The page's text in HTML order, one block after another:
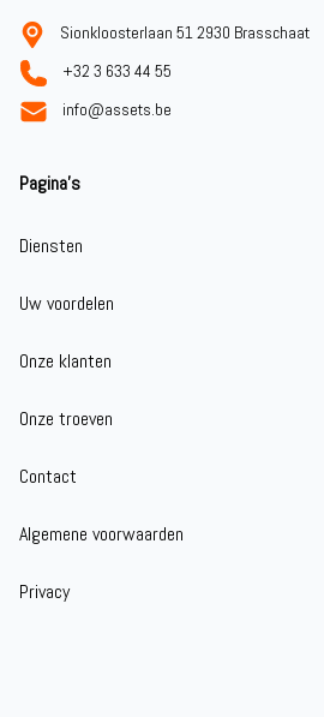
Sionkloosterlaan 51 2930 Brasschaat
+32 3 633 44 55
info@assets.be
Pagina's
Diensten
Uw voordelen
Onze klanten
Onze troeven
Contact
Algemene voorwaarden
Privacy